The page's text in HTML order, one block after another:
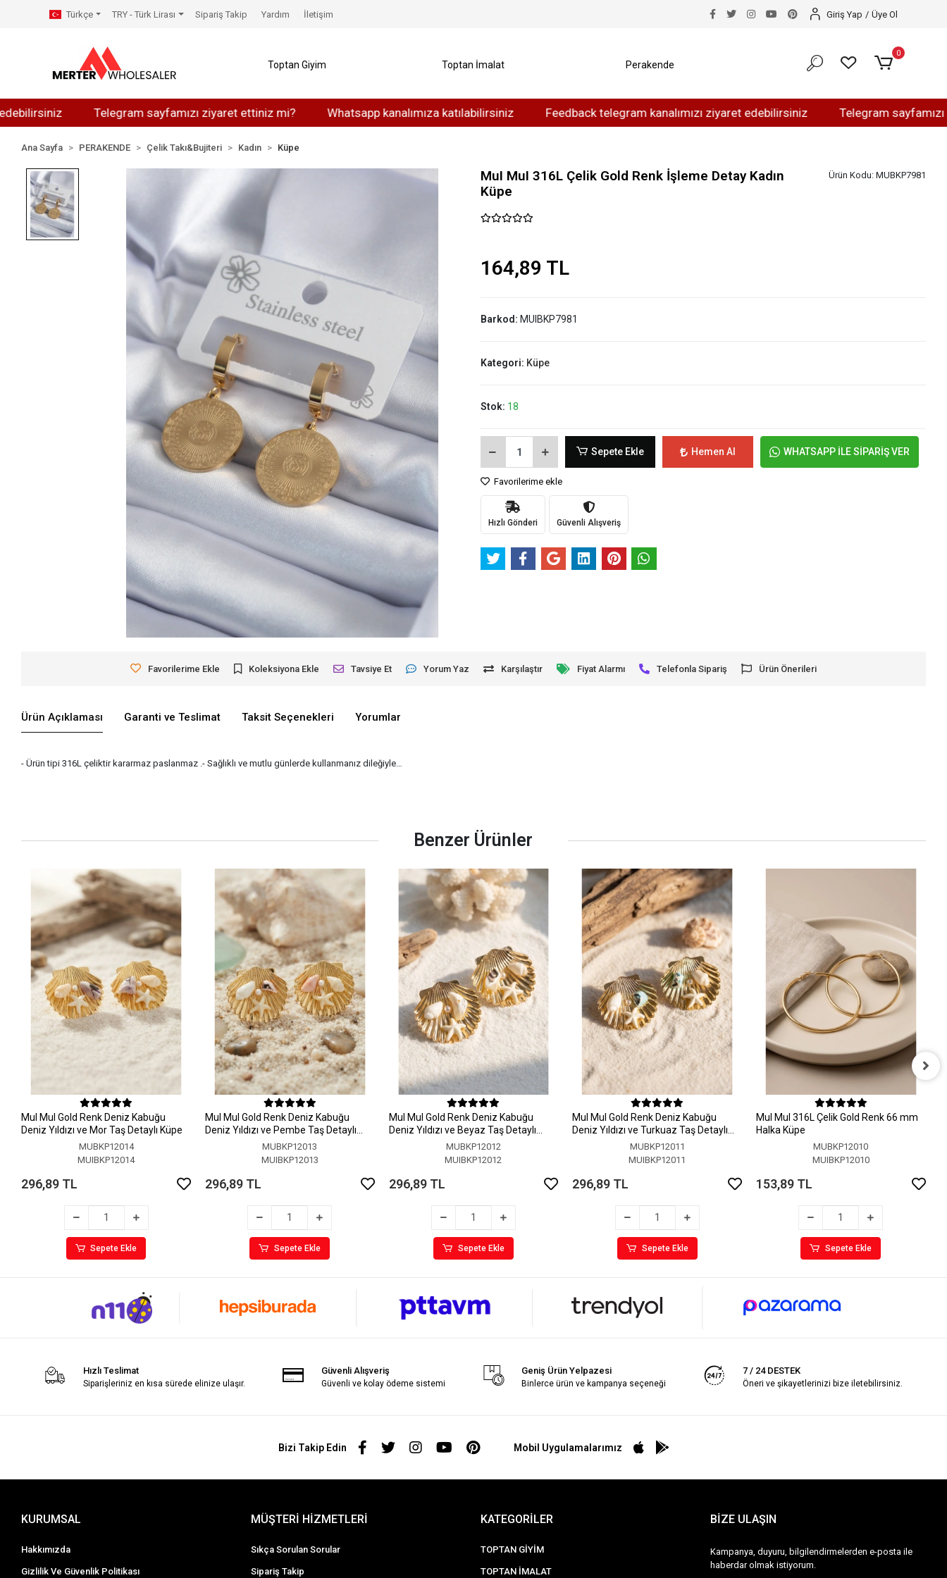
Telegram sayfamızı ziyaret ettiniz mi? Whatsapp kanalımıza katılabilirsiniz Feedback telegram kanalımızı ziyaret edebilirsiniz Telegram sayfamızı
Türkçe TRY - Türk Lirası Sipariş Takip Yardım İletişim Giriş Yap / Üye Ol
Toptan Giyim Toptan İmalat Perakende
0
Ana Sayfa PERAKENDE Çelik Takı&Bujiteri Kadın Küpe
MuI MuI 316L Çelik Gold Renk İşleme Detay Kadın
Küpe
Ürün Kodu: MUBKP7981
164,89 TL
Barkod: MUIBKP7981
Kategori: Küpe
Stok: 18
Sepete Ekle Hemen Al WHATSAPP İLE SİPARİŞ VER
Favorilerime ekle
Hızlı Gönderi Güvenli Alışveriş
Favorilerime Ekle Koleksiyona Ekle Tavsiye Et Yorum Yaz Karşılaştır Fiyat Alarmı Telefonla Sipariş Ürün Önerileri
Ürün Açıklaması Garanti ve Teslimat Taksit Seçenekleri Yorumlar
- Ürün tipi 316L çeliktir kararmaz paslanmaz .- Sağlıklı ve mutlu günlerde kullanmanız dileğiyle…
Benzer Ürünler
MuI MuI Gold Renk Deniz Kabuğu
Deniz Yıldızı ve Mor Taş Detaylı Küpe
MUBKP12014
MUIBKP12014
296,89 TL
Sepete Ekle
MuI MuI Gold Renk Deniz Kabuğu
Deniz Yıldızı ve Pembe Taş Detaylı
MUBKP12013
MUIBKP12013
296,89 TL
Sepete Ekle
MuI MuI Gold Renk Deniz Kabuğu
Deniz Yıldızı ve Beyaz Taş Detaylı
MUBKP12012
MUIBKP12012
296,89 TL
Sepete Ekle
MuI MuI Gold Renk Deniz Kabuğu
Deniz Yıldızı ve Turkuaz Taş Detaylı
MUBKP12011
MUIBKP12011
296,89 TL
Sepete Ekle
MuI MuI 316L Çelik Gold Renk 66 mm
Halka Küpe
MUBKP12010
MUIBKP12010
153,89 TL
Sepete Ekle
Hızlı Teslimat
Siparişleriniz en kısa sürede elinize ulaşır.
Güvenli Alışveriş
Güvenli ve kolay ödeme sistemi
Geniş Ürün Yelpazesi
Binlerce ürün ve kampanya seçeneği
7 / 24 DESTEK
Öneri ve şikayetlerinizi bize iletebilirsiniz.
Bizi Takip Edin Mobil Uygulamalarımız
KURUMSAL
Hakkımızda
Gizlilik Ve Güvenlik Politikası
MÜŞTERİ HİZMETLERİ
Sıkça Sorulan Sorular
Sipariş Takip
KATEGORİLER
TOPTAN GİYİM
TOPTAN İMALAT
BİZE ULAŞIN
Kampanya, duyuru, bilgilendirmelerden e-posta ile
haberdar olmak istiyorum.